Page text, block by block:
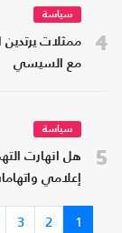
4
سياسة
ممثلات
مع السيسي
5
سياسة
هل انهارت
إعلامي
1
2
3